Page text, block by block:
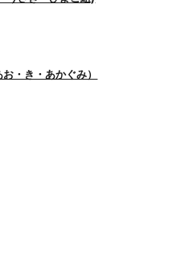
・き・あかぐみ）